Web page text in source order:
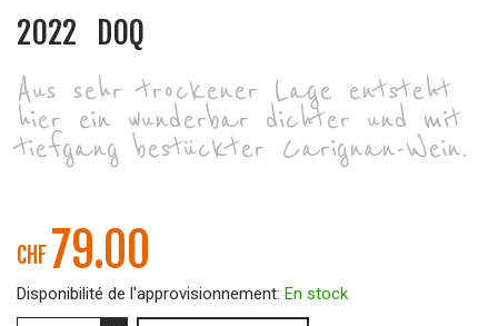
2022
DOQ
Aus sehr trockener Lage entsteht
hier ein wunderbar dichter und mit
tiefgang bestückter Carignan-Wein.
CHF 79.00
Disponibilité de l'approvisionnement: En stock